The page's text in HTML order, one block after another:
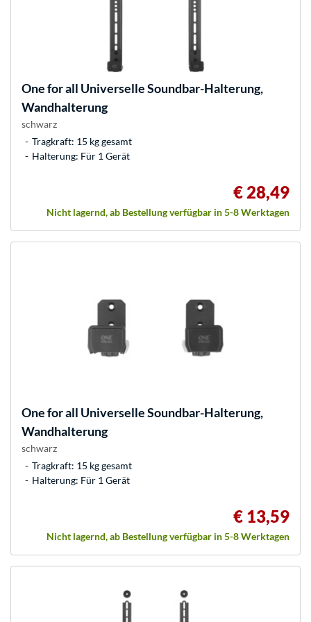
One for all Universelle Soundbar-Halterung,
Wandhalterung
schwarz
Tragkraft: 15 kg gesamt
Halterung: Für 1 Gerät
€ 28,49
Nicht lagernd, ab Bestellung verfügbar in 5-8 Werktagen
One for all Universelle Soundbar-Halterung,
Wandhalterung
schwarz
Tragkraft: 15 kg gesamt
Halterung: Für 1 Gerät
€ 13,59
Nicht lagernd, ab Bestellung verfügbar in 5-8 Werktagen